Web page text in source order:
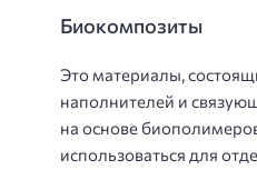
Биокомпозиты
Это материалы,
наполнителей и
на основе
использоваться для